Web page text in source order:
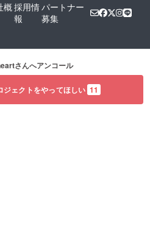
概採用情
報
パートナー
募集
さんへアンコール
ジェクトをやってほしい 11